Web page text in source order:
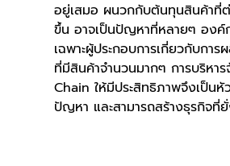
อยู่เสมอ ผนวกกับต้นทุนสินค้าที่
ขึ้น อาจเป็นปัญหาที่หลายๆ องค์
เฉพาะผู้ประกอบการเกี่ยวกับการ
ที่มีสินค้าจำนวนมากๆ การบริหา
Chain ให้มีประสิทธิภาพจึงเป็นหั
ปัญหา และสามารถสร้างธุรกิจที่